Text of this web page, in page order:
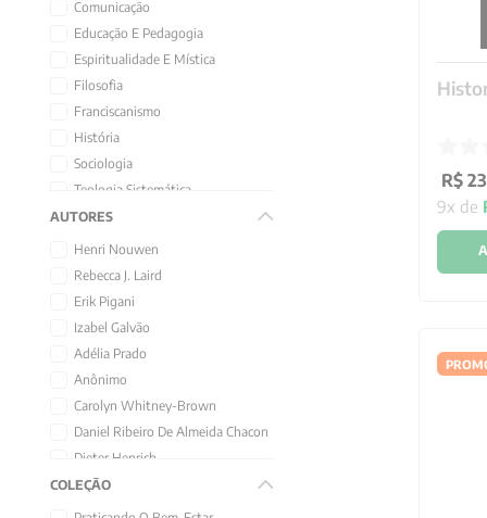
Comunicação
Educação E Pedagogia
Espiritualidade E Mística
Filosofia
Franciscanismo
História
Sociologia
Teologia Sistemática
AUTORES
Henri Nouwen
Rebecca J. Laird
Erik Pigani
Izabel Galvão
Adélia Prado
Anônimo
Carolyn Whitney-Brown
Daniel Ribeiro De Almeida Chacon
Dieter Henrich
Douglas Morrison
Henri Wallon
COLEÇÃO
R$
9x de